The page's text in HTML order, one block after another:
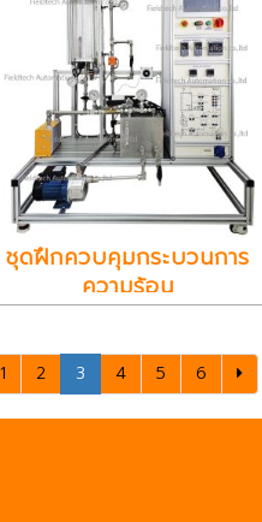
ชุดฝึกควบคุมกระบวนการ
ความร้อน
1 2 3 4 5 6